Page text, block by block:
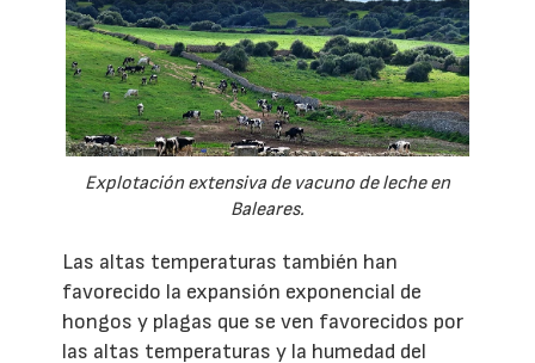
Explotación extensiva de vacuno de leche en
Baleares.
Las altas temperaturas también han
favorecido la expansión exponencial de
hongos y plagas que se ven favorecidos por
las altas temperaturas y la humedad del